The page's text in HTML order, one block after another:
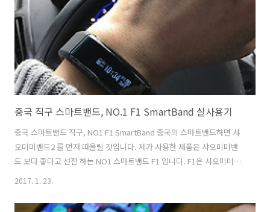
로 천연가죽에 맞는 클래식한 느낌으로 바꾸었습니다. 그게 더 잘 어울리
더라고요. 애플워치 기본 ..
중국 직구 스마트밴드, NO.1 F1 SmartBand 실사용기
중국 스마트밴드 직구, NO1 F1 SmartBand 중국의 스마트밴드하면 샤
오미미밴드2 를 먼저 떠올릴 것입니다. 제가 사용한 제품은 샤오미미밴
드 보다 좋다고 선전 하는 NO1 스마트밴드 F1 입니다. F1은 샤오미미밴
드를 비교한 것을 보면, 기본적인 스펙이 모두 우수하다는 것을 알 수 있
량 배터리로 100일 이라는 긴 배터리 대기시간을 가지고 있습니다. 스마
2017. 1. 23.